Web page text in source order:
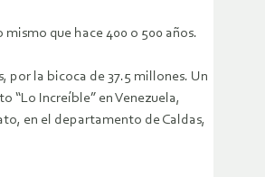
que hace 400 o 500 años.
por la bicoca de 37.5 millones. Un
“Lo Increíble” en Venezuela,
en el departamento de Caldas,